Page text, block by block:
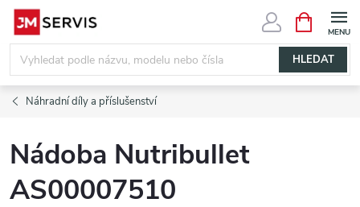
Přejít
obsah
HLEDAT
NÁKUPNÍ
KOŠÍK
Náhradní díly a příslušenství
Nádoba Nutribullet
AS00007510